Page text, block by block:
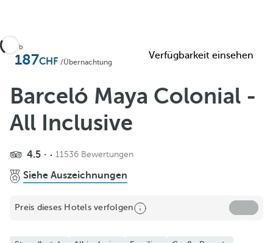
Zu Favoriten hinzufügen
Weitere Fotos und Videos anzeigen
Ab
187 /Übernachtung
Verfügbarkeit einsehen
Barceló Maya Colonial -
All Inclusive
4.5 11536 Bewertungen
Siehe Auszeichnungen
Preis dieses Hotels verfolgen